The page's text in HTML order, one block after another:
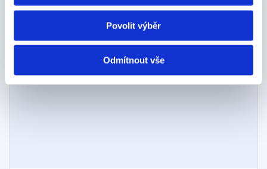
Povolit výběr
Odmítnout vše
Zobrazit všechny články